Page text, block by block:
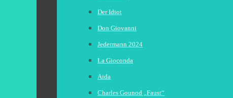
Der Idiot
Don Giovanni
Jedermann 2024
La Gioconda
Aida
Charles Gounod „Faust“